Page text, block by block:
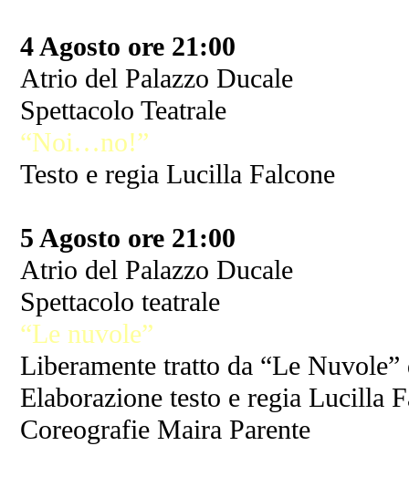
4 Agosto ore 21:00
Atrio del Palazzo Ducale
Spettacolo Teatrale
“Noi…no!”
Testo e regia Lucilla Falcone
5 Agosto ore 21:00
Atrio del Palazzo Ducale
Spettacolo teatrale
“Le nuvole”
Liberamente tratto da “Le
Elaborazione testo e regia Lucilla
Coreografie Maira Parente